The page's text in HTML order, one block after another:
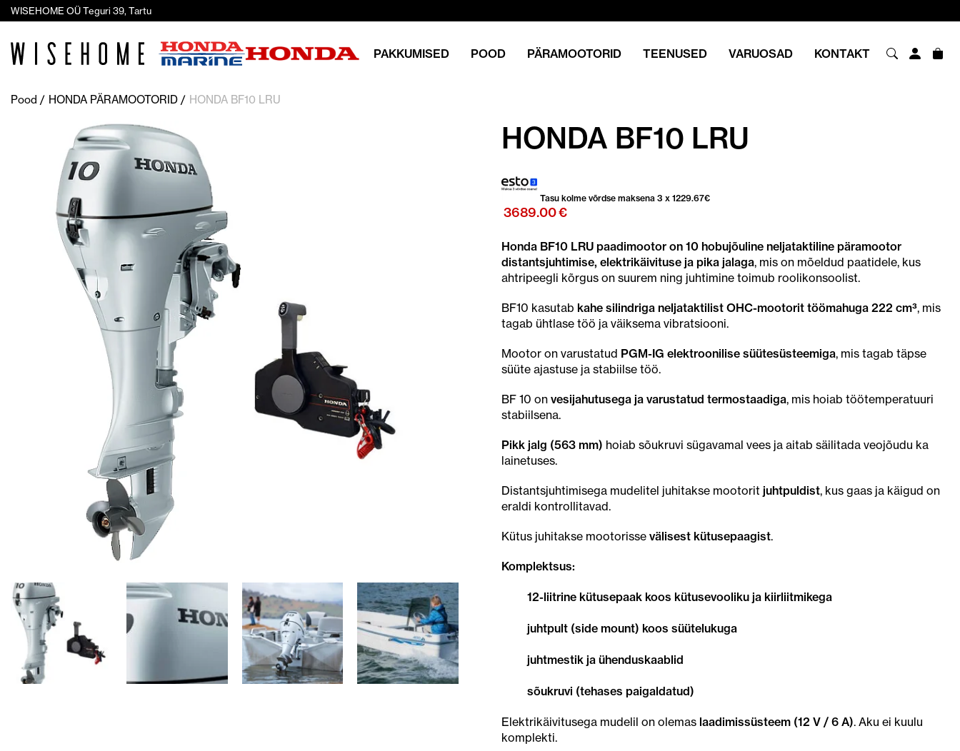
WISEHOME OÜ Teguri 39, Tartu
PAKKUMISED POOD PÄRAMOOTORID TEENUSED VARUOSAD KONTAKT
Pood HONDA PÄRAMOOTORID HONDA BF10 LRU
HONDA BF10 LRU
Tasu kolme võrdse maksena 3 x 1229.67€
3689.00€
Honda BF10 LRU paadimootor on 10 hobujõuline neljataktiline päramootor
distantsjuhtimise, elektrikäivituse ja pika jalaga, mis on mõeldud paatidele, kus
ahtripeegli kõrgus on suurem ning juhtimine toimub roolikonsoolist.
BF10 kasutab kahe silindriga neljataktilist OHC-mootorit töömahuga 222 cm³, mis
tagab ühtlase töö ja väiksema vibratsiooni.
Mootor on varustatud PGM-IG elektroonilise süütesüsteemiga, mis tagab täpse
süüte ajastuse ja stabiilse töö.
BF 10 on vesijahutusega ja varustatud termostaadiga, mis hoiab töötemperatuuri
stabiilsena.
Pikk jalg (563 mm) hoiab sõukruvi sügavamal vees ja aitab säilitada veojõudu ka
lainetuses.
Distantsjuhtimisega mudelitel juhitakse mootorit juhtpuldist, kus gaas ja käigud on
eraldi kontrollitavad.
Kütus juhitakse mootorisse välisest kütusepaagist.
Komplektsus:
12-liitrine kütusepaak koos kütusevooliku ja kiirliitmikega
juhtpult (side mount) koos süütelukuga
juhtmestik ja ühenduskaablid
sõukruvi (tehases paigaldatud)
Elektrikäivitusega mudelil on olemas laadimissüsteem (12 V / 6 A). Aku ei kuulu
komplekti.